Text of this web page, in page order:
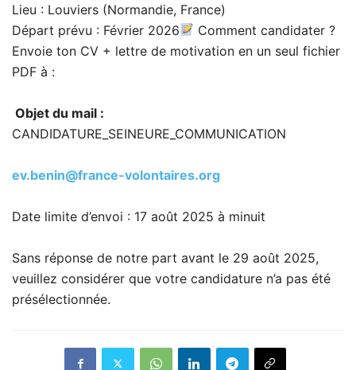
Lieu : Louviers (Normandie, France)
Départ prévu : Février 2026
Comment candidater ?
Envoie ton CV + lettre de motivation en un seul fichier
PDF à :
Objet du mail :
CANDIDATURE_SEINEURE_COMMUNICATION
ev.benin@france-volontaires.org
Date limite d’envoi : 17 août 2025 à minuit
Sans réponse de notre part avant le 29 août 2025,
veuillez considérer que votre candidature n’a pas été
présélectionnée.